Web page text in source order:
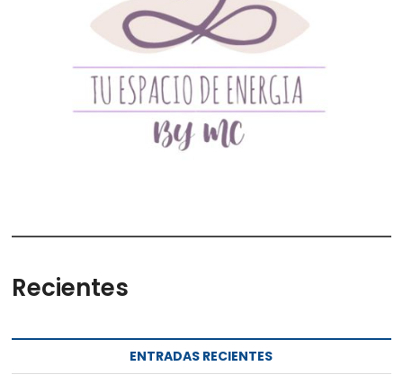
Recientes
ENTRADAS RECIENTES